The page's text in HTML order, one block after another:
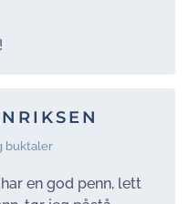
buktaler
en god penn, lett